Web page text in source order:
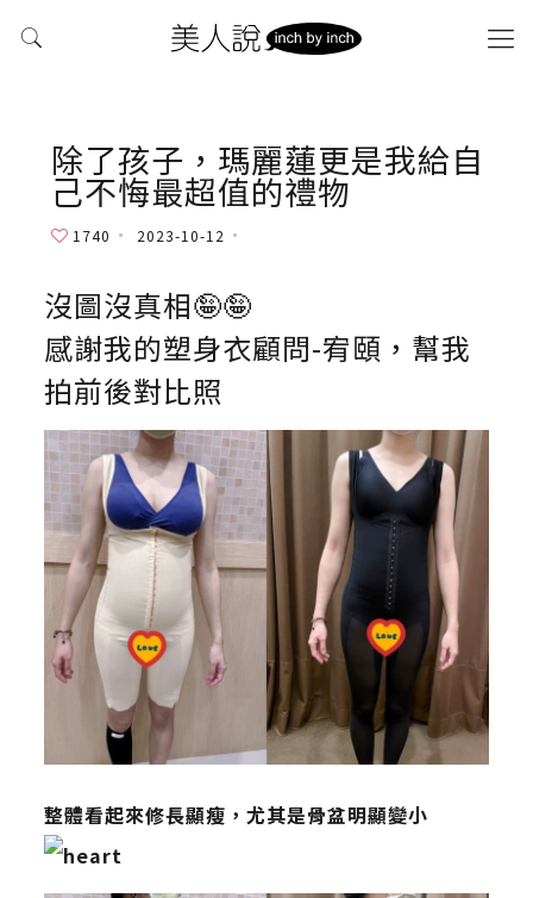
除了孩子，瑪麗蓮更是我給自
己不悔最超值的禮物
1740 2023-10-12
沒圖沒真相🤪🤪
感謝我的塑身衣顧問-宥頤，幫我
拍前後對比照
整體看起來修長顯瘦，尤其是骨盆明顯變小